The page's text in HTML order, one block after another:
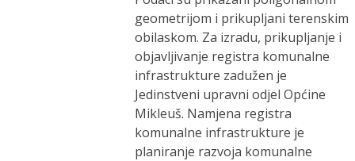
geometrijom i prikupljani terenskim
obilaskom. Za izradu, prikupljanje i
objavljivanje registra komunalne
infrastrukture zadužen je
Jedinstveni upravni odjel Općine
Mikleuš. Namjena registra
komunalne infrastrukture je
planiranje razvoja komunalne